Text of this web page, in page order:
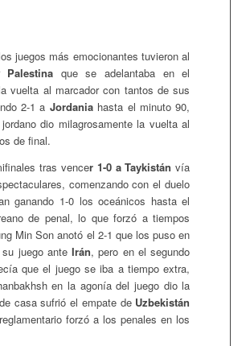
juegos más emocionantes tuvieron al
Palestina que se adelantaba en el
vuelta al marcador con tantos de sus
2-1 a Jordaniahasta el minuto 90,
dio milagrosamente la vuelta al
de final.
tras vencer 1-0 a Taykistán vía
comenzando con el duelo
ganando 1-0 los oceánicos hasta el
de penal, lo que forzó a tiempos
Min Son anotó el 2-1 que los puso en
su juego anteIrán, pero en el segundo
que el juego se iba a tiempo extra,
en la agonía del juego dio la
casa sufrió el empate de Uzbekistán
forzó a los penales en los